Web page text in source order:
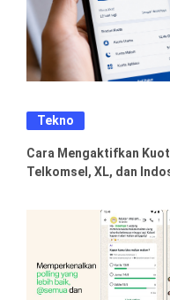
Tekno
Cara Mengaktifkan
Telkomsel, XL, dan